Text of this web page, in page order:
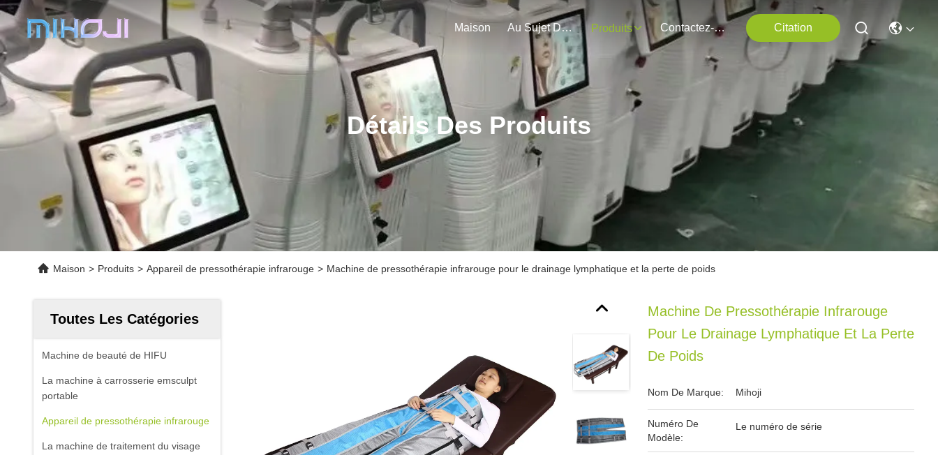
Maison Au Sujet De Nous Produits Contactez-Nous Citation
Détails Des Produits
Maison > Produits > Appareil de pressothérapie infrarouge > Machine de pressothérapie infrarouge pour le drainage lymphatique et la perte de poids
Toutes Les Catégories
Machine de beauté de HIFU
La machine à carrosserie emsculpt
portable
Appareil de pressothérapie infrarouge
La machine de traitement du visage
Machine De Pressothérapie Infrarouge
Pour Le Drainage Lymphatique Et La Perte
De Poids
Nom De Marque: Mihoji
Numéro De
Modèle:
Le numéro de série